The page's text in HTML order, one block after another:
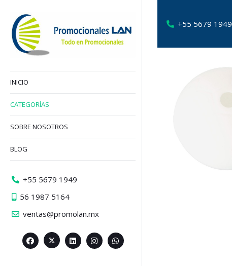
+55 5679 1949
INICIO
CATEGORÍAS
SOBRE NOSOTROS
BLOG
+55 5679 1949
56 1987 5164
ventas@promolan.mx